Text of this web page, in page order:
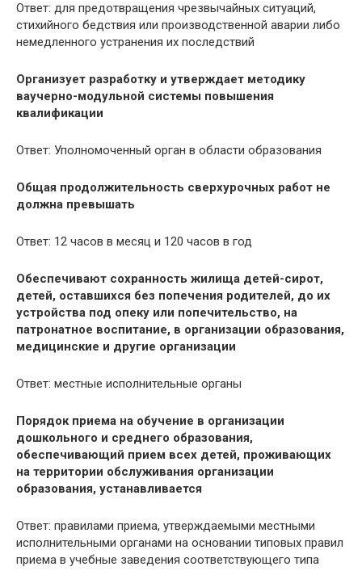
Ответ: для предотвращения чрезвычайных ситуаций,
стихийного бедствия или производственной аварии либо
немедленного устранения их последствий
Организует разработку и утверждает методику
ваучерно-модульной системы повышения
квалификации
Ответ: Уполномоченный орган в области образования
Общая продолжительность сверхурочных работ не
должна превышать
Ответ: 12 часов в месяц и 120 часов в год
Обеспечивают сохранность жилища детей-сирот,
детей, оставшихся без попечения родителей, до их
устройства под опеку или попечительство, на
патронатное воспитание, в организации образования,
медицинские и другие организации
Ответ: местные исполнительные органы
Порядок приема на обучение в организации
дошкольного и среднего образования,
обеспечивающий прием всех детей, проживающих
на территории обслуживания организации
образования, устанавливается
Ответ: правилами приема, утверждаемыми местными
исполнительными органами на основании типовых правил
приема в учебные заведения соответствующего типа